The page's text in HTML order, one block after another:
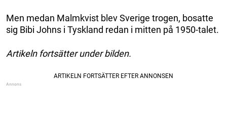
Men medan Malmkvist blev Sverige trogen, bosatte
sig Bibi Johns i Tyskland redan i mitten på 1950-talet.
Artikeln fortsätter under bilden.